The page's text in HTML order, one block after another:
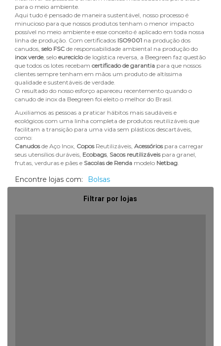
para o meio ambiente.
Aqui tudo é pensado de maneira sustentável, nosso processo é
minucioso para que nossos produtos tenham o menor impacto
possível no meio ambiente e esse conceito é aplicado em toda nossa
linha de produção. Com certificados ISO9001 na produção dos
canudos, selo FSC de responsabilidade ambiental na produção do
inox verde, selo eureciclode logística reversa, a Beegreen faz questão
que todos os lotes recebam certificado de garantia para que nossos
clientes sempre tenham em mãos um produto de altíssima
qualidade e sustentáveis de verdade.
O resultado do nosso esforço apareceu recentemento quando o
canudo de inox da Beegreen foi eleito o melhor do Brasil.
Auxiliamos as pessoas a praticar hábitos mais saudáveis e
ecológicos com uma linha completa de produtos reutilizáveis que
facilitam a transição para uma vida sem plásticos descartáveis,
como:
Canudosde Aço Inox, CoposReutilizáveis, Acessóriospara carregar
seus utensílios duráveis, Ecobags, Sacos reutilizáveispara granel,
frutas, verduras e pães e Sacolas de Renda modelo Netbag.
Encontre lojas com: Bolsas